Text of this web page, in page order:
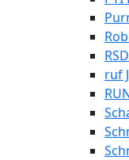
RSD
ruf